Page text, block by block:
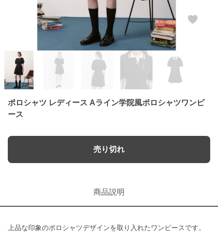
ポロシャツ レディース Aライン学院風ポロシャツワンピ
ース
売り切れ
商品説明
上品な印象のポロシャツデザインを取り入れたワンピースです。